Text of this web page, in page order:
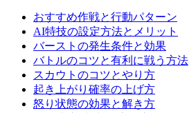
おすすめ作戦と行動パターン
AI特技の設定方法とメリット
バーストの発生条件と効果
バトルのコツと有利に戦う方法
スカウトのコツとやり方
起き上がり確率の上げ方
怒り状態の効果と解き方